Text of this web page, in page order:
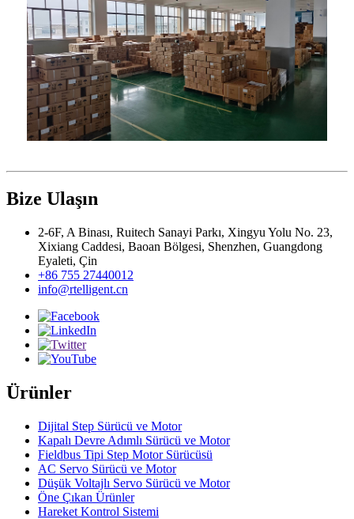
Bize Ulaşın
2-6F, A Binası, Ruitech Sanayi Parkı, Xingyu Yolu No. 23,
Xixiang Caddesi, Baoan Bölgesi, Shenzhen, Guangdong
Eyaleti, Çin
+86 755 27440012
info@rtelligent.cn
Ürünler
Dijital Step Sürücü ve Motor
Kapalı Devre Adımlı Sürücü ve Motor
Fieldbus Tipi Step Motor Sürücüsü
AC Servo Sürücü ve Motor
Düşük Voltajlı Servo Sürücü ve Motor
Öne Çıkan Ürünler
Hareket Kontrol Sistemi